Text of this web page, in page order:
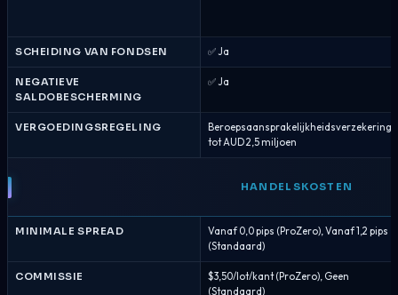
SCHEIDING VAN FONDSEN ✅ Ja
NEGATIEVE
SALDOBESCHERMING
✅ Ja
VERGOEDINGSREGELING
Beroepsaansprakelijkheidsverzekering
tot AUD 2,5 miljoen
HANDELSKOSTEN
MINIMALE SPREAD
Vanaf 0,0 pips (ProZero), Vanaf 1,2 pips
(Standaard)
COMMISSIE
$3,50/lot/kant (ProZero), Geen
(Standaard)